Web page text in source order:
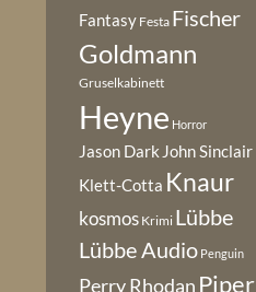
Fantasy Festa Fischer
Goldmann
Gruselkabinett
Heyne Horror
Jason Dark John Sinclair
Klett-Cotta Knaur
kosmos Krimi Lübbe
Lübbe Audio Penguin
Perry Rhodan Piper